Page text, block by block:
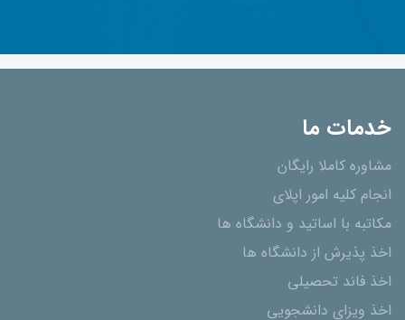
خدمات ما
مشاوره کاملا رایگان
انجام کلیه امور اپلای
مکاتبه با اساتید و دانشگاه ها
اخذ پذیرش از دانشگاه ھا
اخذ فاند تحصیلی
اخذ ویزای دانشجویی